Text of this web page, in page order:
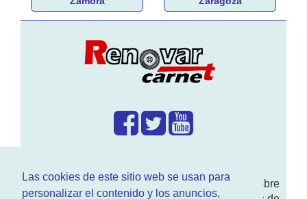
Las cookies de este sitio web se usan para
personalizar el contenido y los anuncios,
Enwww.RenovarCarnet.comTe contamos sobre